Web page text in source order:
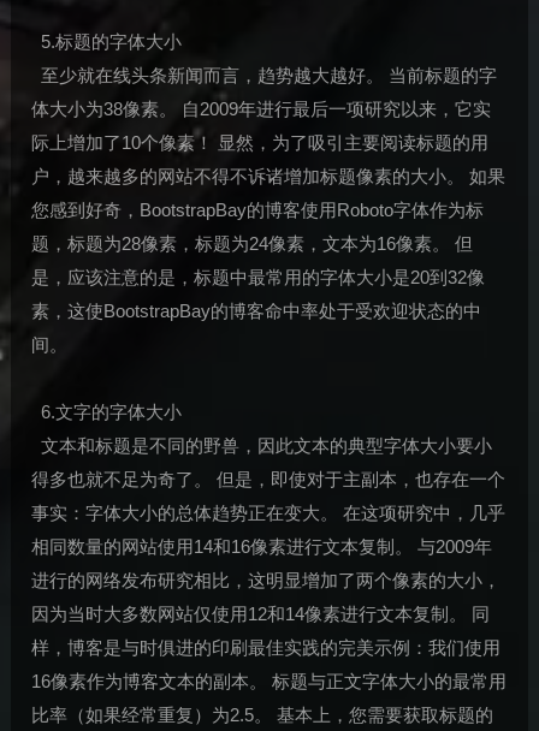
5.标题的字体大小
至少就在线头条新闻而言，趋势越大越好。 当前标题的字
体大小为38像素。 自2009年进行最后一项研究以来，它实
际上增加了10个像素！ 显然，为了吸引主要阅读标题的用
户，越来越多的网站不得不诉诸增加标题像素的大小。 如果
您感到好奇，BootstrapBay的博客使用Roboto字体作为标
题，标题为28像素，标题为24像素，文本为16像素。 但
是，应该注意的是，标题中最常用的字体大小是20到32像
素，这使BootstrapBay的博客命中率处于受欢迎状态的中
间。
6.文字的字体大小
文本和标题是不同的野兽，因此文本的典型字体大小要小
得多也就不足为奇了。 但是，即使对于主副本，也存在一个
事实：字体大小的总体趋势正在变大。 在这项研究中，几乎
相同数量的网站使用14和16像素进行文本复制。 与2009年
进行的网络发布研究相比，这明显增加了两个像素的大小，
因为当时大多数网站仅使用12和14像素进行文本复制。 同
样，博客是与时俱进的印刷最佳实践的完美示例：我们使用
16像素作为博客文本的副本。 标题与正文字体大小的最常用
比率（如果经常重复）为2.5。 基本上，您需要获取标题的